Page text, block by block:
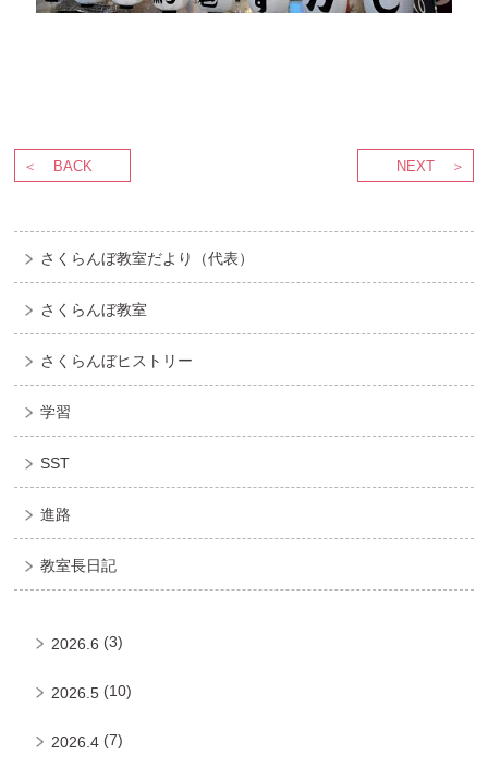
BACK NEXT
さくらんぼ教室だより（代表）
さくらんぼ教室
さくらんぼヒストリー
学習
SST
進路
教室長日記
2026.6 (3)
2026.5 (10)
2026.4 (7)